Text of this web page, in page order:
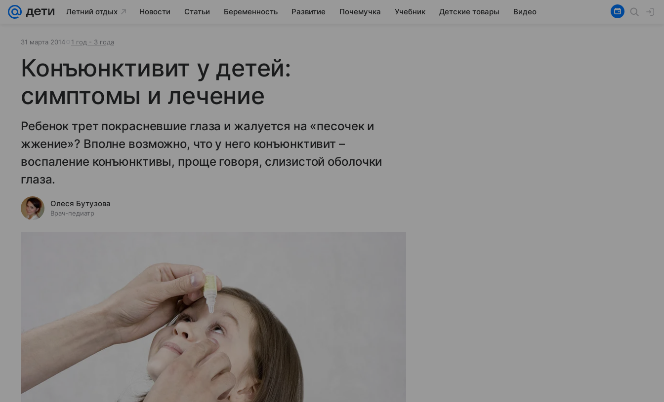
Летний отдых Новости Статьи Беременность Развитие Почемучка Учебник Детские товары Видео
31 марта 2014 1 год - 3 года
Конъюнктивит у детей:
симптомы и лечение
Ребенок трет покрасневшие глаза и жалуется на «песочек и
жжение»? Вполне возможно, что у него конъюнктивит –
воспаление конъюнктивы, проще говоря, слизистой оболочки
глаза.
Олеся Бутузова
Врач-педиатр